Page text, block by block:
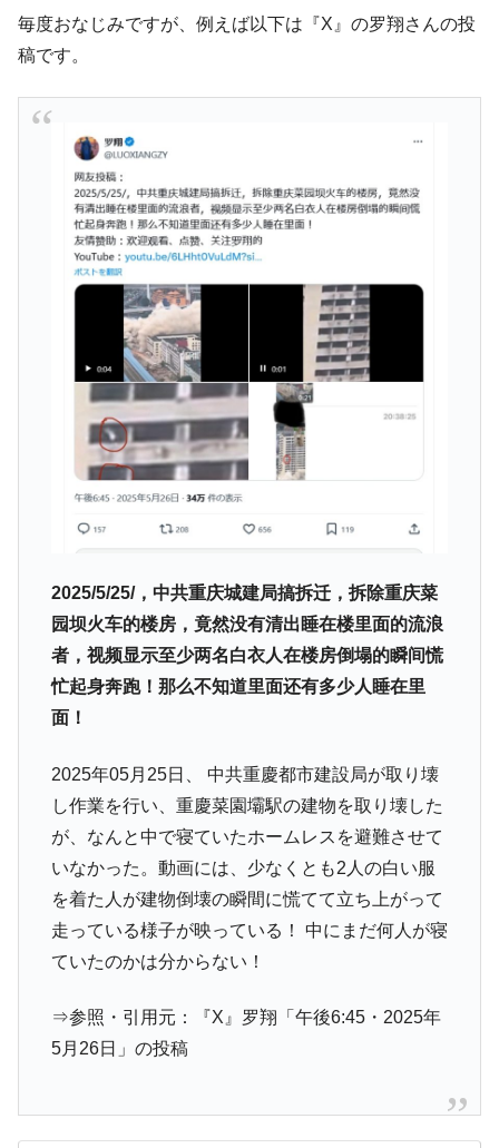
毎度おなじみですが、例えば以下は『X』の罗翔さんの投
稿です。
2025/5/25/，中共重庆城建局搞拆迁，拆除重庆菜
园坝火车的楼房，竟然没有清出睡在楼里面的流浪
者，视频显示至少两名白衣人在楼房倒塌的瞬间慌
忙起身奔跑！那么不知道里面还有多少人睡在里
面！
2025年05月25日、 中共重慶都市建設局が取り壊
し作業を行い、重慶菜園壩駅の建物を取り壊した
が、なんと中で寝ていたホームレスを避難させて
いなかった。動画には、少なくとも2人の白い服
を着た人が建物倒壊の瞬間に慌てて立ち上がって
走っている様子が映っている！ 中にまだ何人が寝
ていたのかは分からない！
⇒参照・引用元：『X』罗翔「午後6:45・2025年
5月26日」の投稿